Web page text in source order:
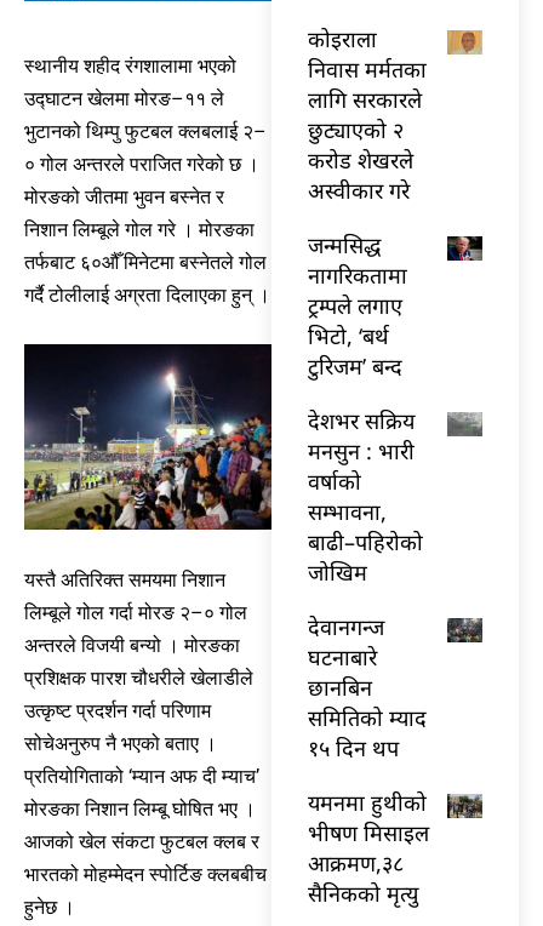
स्थानीय शहीद रंगशालामा भएको
उद्घाटन खेलमा मोरङ–११ ले
भुटानको थिम्पु फुटबल क्लबलाई २–
० गोल अन्तरले पराजित गरेको छ ।
मोरङको जीतमा भुवन बस्नेत र
निशान लिम्बूले गोल गरे । मोरङका
तर्फबाट ६०औँ मिनेटमा बस्नेतले गोल
गर्दै टोलीलाई अग्रता दिलाएका हुन् ।
यस्तै अतिरिक्त समयमा निशान
लिम्बूले गोल गर्दा मोरङ २–० गोल
अन्तरले विजयी बन्यो । मोरङका
प्रशिक्षक पारश चौधरीले खेलाडीले
उत्कृष्ट प्रदर्शन गर्दा परिणाम
सोचेअनुरुप नै भएको बताए ।
प्रतियोगिताको ‘म्यान अफ दी म्याच’
मोरङका निशान लिम्बू घोषित भए ।
आजको खेल संकटा फुटबल क्लब र
भारतको मोहम्मेदन स्पोर्टिङ क्लबबीच
हुनेछ ।
कोइराला
निवास मर्मतका
लागि सरकारले
छुट्याएको २
करोड शेखरले
अस्वीकार गरे
जन्मसिद्ध
नागरिकतामा
ट्रम्पले लगाए
भिटो, ‘बर्थ
टुरिजम’ बन्द
देशभर सक्रिय
मनसुन : भारी
वर्षाको
सम्भावना,
बाढी–पहिरोको
जोखिम
देवानगन्ज
घटनाबारे
छानबिन
समितिको म्याद
१५ दिन थप
यमनमा हुथीको
भीषण मिसाइल
आक्रमण,३८
सैनिकको मृत्यु